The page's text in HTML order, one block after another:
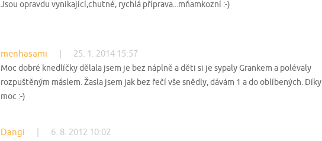
Jsou opravdu vynikající,chutné, rychlá příprava...mňamkozní :-)
menhasami 25. 1. 2014 15:57
Moc dobré knedlíčky dělala jsem je bez náplně a děti si je sypaly Grankem a polévaly
rozpuštěným máslem. Žasla jsem jak bez řečí vše snědly, dávám 1 a do oblíbených. Díky
moc :-)
Dangi 6. 8. 2012 10:02